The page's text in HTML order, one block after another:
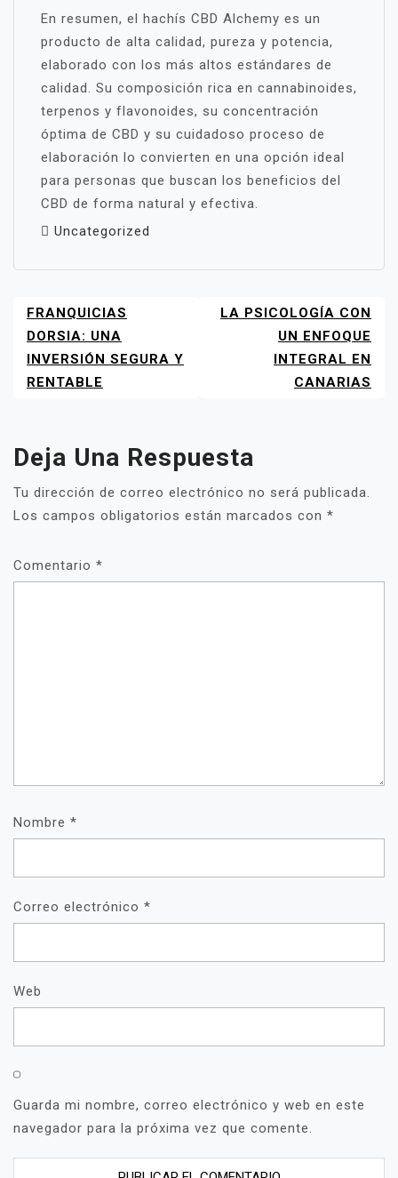
En resumen, el hachís CBD Alchemy es un
producto de alta calidad, pureza y potencia,
elaborado con los más altos estándares de
calidad. Su composición rica en cannabinoides,
terpenos y flavonoides, su concentración
óptima de CBD y su cuidadoso proceso de
elaboración lo convierten en una opción ideal
para personas que buscan los beneficios del
CBD de forma natural y efectiva.
Uncategorized
NAVEGACIÓN
DE
ENTRADAS
FRANQUICIAS
DORSIA: UNA
INVERSIÓN SEGURA Y
RENTABLE
LA PSICOLOGÍA CON
UN ENFOQUE
INTEGRAL EN
CANARIAS
Deja Una Respuesta
Tu dirección de correo electrónico no será publicada.
Los campos obligatorios están marcados con *
Comentario *
Nombre *
Correo electrónico *
Web
Guarda mi nombre, correo electrónico y web en este
navegador para la próxima vez que comente.